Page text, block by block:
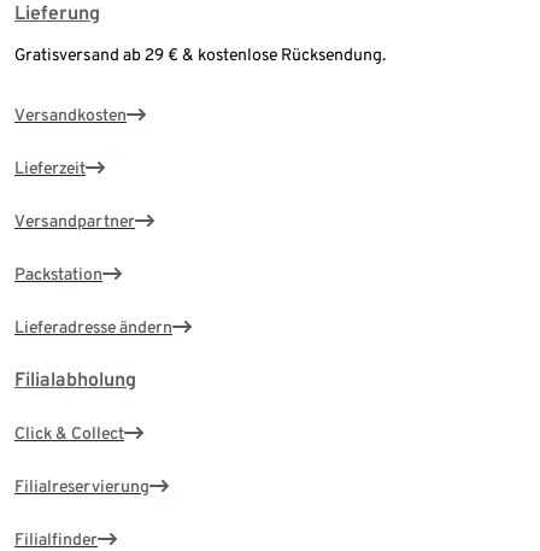
Lieferung
Gratisversand ab 29 € & kostenlose Rücksendung.
Versandkosten
Lieferzeit
Versandpartner
Packstation
Lieferadresse ändern
Filialabholung
Click & Collect
Filialreservierung
Filialfinder